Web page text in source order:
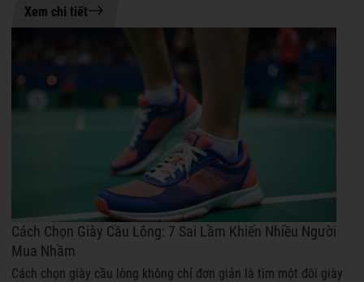
04-08-2026 17:24
Xem chi tiết
Cách Chọn Giày Cầu Lông: 7 Sai Lầm Khiến Nhiều Người
Mua Nhầm
Cách chọn giày cầu lông không chỉ đơn giản là tìm một đôi giày